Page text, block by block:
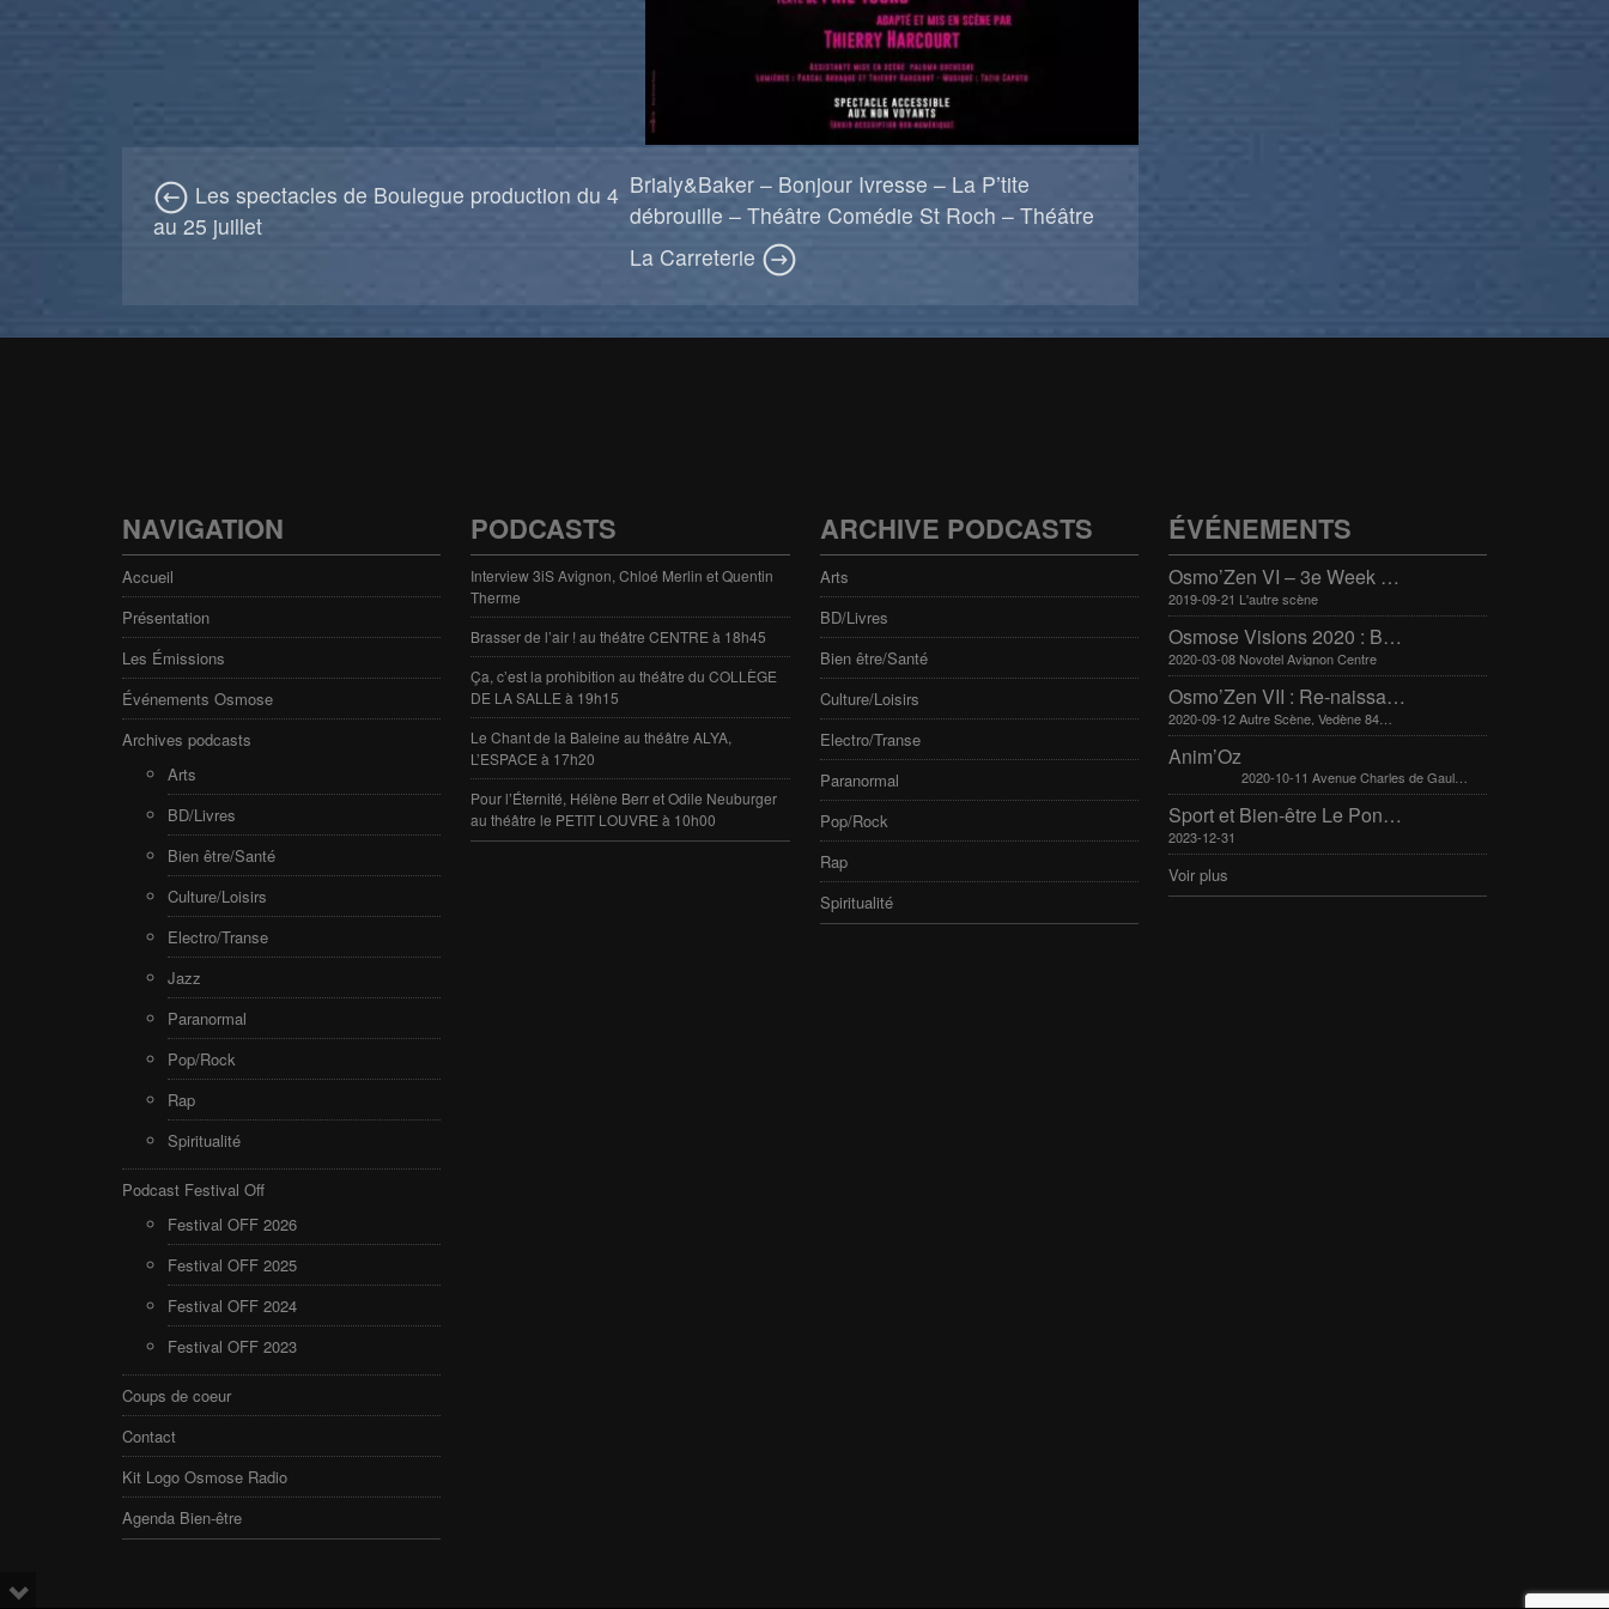
Les spectacles de Boulegue production du 4
au 25 juillet
Brialy&Baker – Bonjour Ivresse – La P’tite
débrouille – Théâtre Comédie St Roch – Théâtre
La Carreterie
NAVIGATION
Accueil
Présentation
Les Émissions
Événements Osmose
Archives podcasts
Arts
BD/Livres
Bien être/Santé
Culture/Loisirs
Electro/Transe
Jazz
Paranormal
Pop/Rock
Rap
Spiritualité
Podcast Festival Off
Festival OFF 2026
Festival OFF 2025
Festival OFF 2024
Festival OFF 2023
Coups de coeur
Contact
Kit Logo Osmose Radio
Agenda Bien-être
PODCASTS
Interview 3iS Avignon, Chloé Merlin et Quentin
Therme
Brasser de l’air ! au théâtre CENTRE à 18h45
Ça, c’est la prohibition au théâtre du COLLÈGE
DE LA SALLE à 19h15
Le Chant de la Baleine au théâtre ALYA,
L’ESPACE à 17h20
Pour l’Éternité, Hélène Berr et Odile Neuburger
au théâtre le PETIT LOUVRE à 10h00
ARCHIVE PODCASTS
Arts
BD/Livres
Bien être/Santé
Culture/Loisirs
Electro/Transe
Paranormal
Pop/Rock
Rap
Spiritualité
ÉVÉNEMENTS
Osmo’Zen VI – 3e Week end international du bien-être
2019-09-21 L'autre scène
Osmose Visions 2020 : Bien-être et arts divinatoires
2020-03-08 Novotel Avignon Centre
Osmo’Zen VII : Re-naissance
2020-09-12 Autre Scène, Vedène 84270
Anim’Oz
2020-10-11 Avenue Charles de Gaulle 30400 Villeneuve-Lès-Avignon
Sport et Bien-être Le Pontet 16-17 mars 2024
2023-12-31
Voir plus